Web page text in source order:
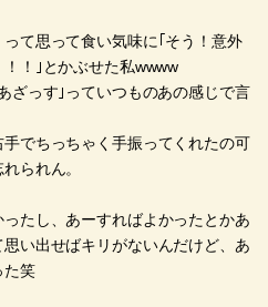
て思って食い気味に｢そう！意外
！｣とかぶせた私wwww
ざっす｣っていつものあの感じで言
でちっちゃく手振ってくれたの可
られん。
たし、あーすればよかったとかあ
い出せばキリがないんだけど、あ
た笑